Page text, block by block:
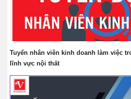
Tuyển nhân viên kinh doanh làm việc
lĩnh vực nội thất